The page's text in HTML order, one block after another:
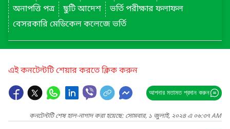
অনাপত্তি পত্র
ছুটি আদেশ
ভর্তি পরীক্ষার ফলাফল
বেসরকারি মেডিকেল কলেজে ভর্তি
এই কনটেন্টটি শেয়ার করতে ক্লিক করুন
আপনার মতামত প্রদান করুন
কনটেন্টটি শেষ হাল-নাগাদ করা হয়েছে: সোমবার, ১ জুলাই, ২০২৪ এ ০৬:৩৭ AM